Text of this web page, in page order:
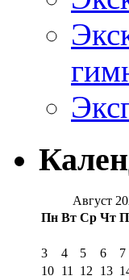
Август
Пн Вт Ср Чт
3
4 5 6 7
10 11 12 13